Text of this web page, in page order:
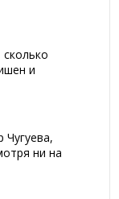
и
ни на